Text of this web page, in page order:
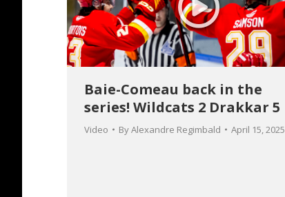
Baie-Comeau back in the
series! Wildcats 2 Drakkar 5
Video ByAlexandre Regimbald April 15, 2025